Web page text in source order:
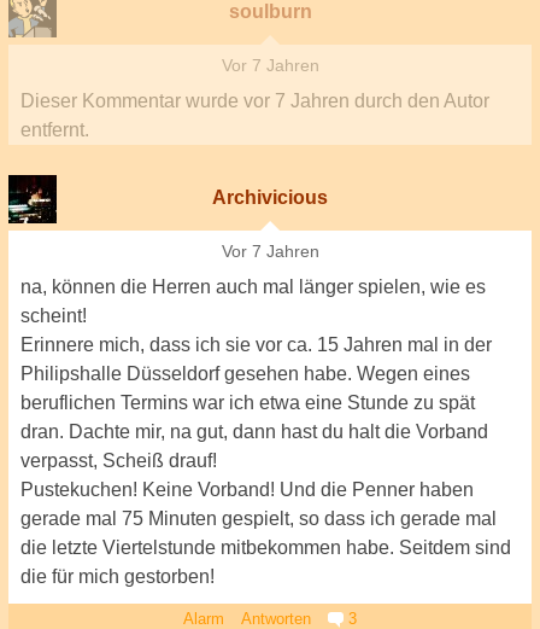
soulburn
Vor 7 Jahren
Dieser Kommentar wurde vor 7 Jahren durch den Autor
entfernt.
Archivicious
Vor 7 Jahren
na, können die Herren auch mal länger spielen, wie es
scheint!
Erinnere mich, dass ich sie vor ca. 15 Jahren mal in der
Philipshalle Düsseldorf gesehen habe. Wegen eines
beruflichen Termins war ich etwa eine Stunde zu spät
dran. Dachte mir, na gut, dann hast du halt die Vorband
verpasst, Scheiß drauf!
Pustekuchen! Keine Vorband! Und die Penner haben
gerade mal 75 Minuten gespielt, so dass ich gerade mal
die letzte Viertelstunde mitbekommen habe. Seitdem sind
die für mich gestorben!
Alarm Antworten 3